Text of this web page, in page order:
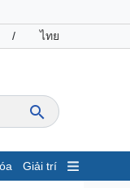
/ ไทย
Giải trí